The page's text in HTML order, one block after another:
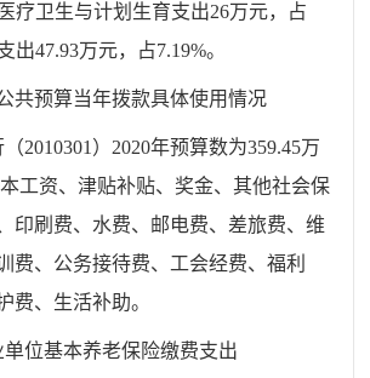
疗卫生与计划生育支出26万元，占
出47.93万元，占7.19%。
共预算当年拨款具体使用情况
（2010301 ） 2020年预算数为359.45万
工资、津贴补贴、奖金、其他社会保
印刷费、水费、邮电费、差旅费、维
费、公务接待费、工会经费、福利
费、生活补助。
位基本养老保险缴费支出